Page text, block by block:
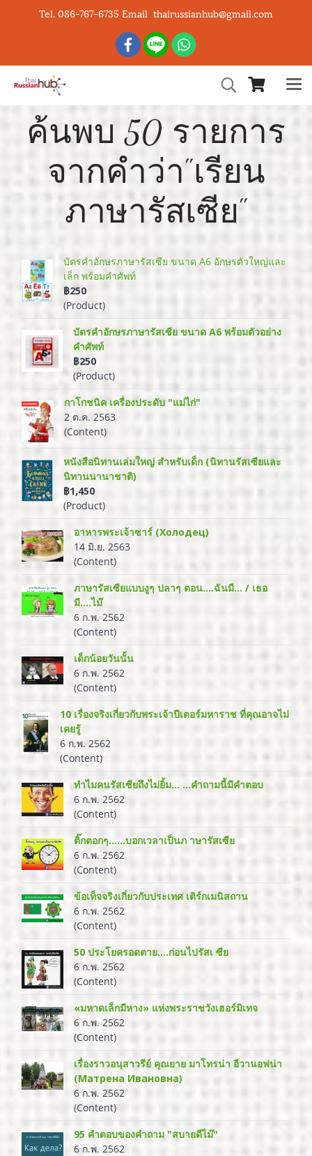
Tel. 086-767-6735 Email thairussianhub@gmail.com
ค้นพบ 50 รายการ
จากคำว่า"เรียน
ภาษารัสเซีย"
บัตรคำอักษรภาษารัสเซีย ขนาด A6 อักษรตัวใหญ่และ
เล็ก พร้อมคำศัพท์
฿250
(Product)
บัตรคำอักษรภาษารัสเซีย ขนาด A6 พร้อมตัวอย่าง
คำศัพท์
฿250
(Product)
กาโกชนิค เครื่องประดับ "แม่ไก่"
2 ต.ค. 2563
(Content)
หนังสือนิทานเล่มใหญ่ สำหรับเด็ก (นิทานรัสเซียและ
นิทานนานาชาติ)
฿1,450
(Product)
อาหารพระเจ้าซาร์ (Холодец)
14 มิ.ย. 2563
(Content)
ภาษารัสเซียแบบงูๆ ปลาๆ ตอน....ฉันมี... / เธอ
มี....ไม๊
6 ก.พ. 2562
(Content)
เด็กน้อยวันนั้น
6 ก.พ. 2562
(Content)
10 เรื่องจริงเกี่ยวกับพระเจ้าปีเตอร์มหาราช ที่คุณอาจไม่
เคยรู้
6 ก.พ. 2562
(Content)
ทำไมคนรัสเซียถึงไม่ยิ้ม... ...คำถามนี้มีคำตอบ
6 ก.พ. 2562
(Content)
ติ๊กตอกๆ......บอกเวลาเป็นภ าษารัสเซีย
6 ก.พ. 2562
(Content)
ข้อเท็จจริงเกี่ยวกับประเทศ เติร์กเมนิสถาน
6 ก.พ. 2562
(Content)
50 ประโยครอดตาย....ก่อนไปรัสเ ซีย
6 ก.พ. 2562
(Content)
«มหาดเล็กมีหาง» แห่งพระราชวังเฮอร์มิเทจ
6 ก.พ. 2562
(Content)
เรื่องราวอนุสาวรีย์ คุณยาย มาโทรน่า อีวานอฟน่า
(Матрена Ивановна)
6 ก.พ. 2562
(Content)
95 คำตอบของคำถาม "สบายดีไม๊"
6 ก.พ. 2562